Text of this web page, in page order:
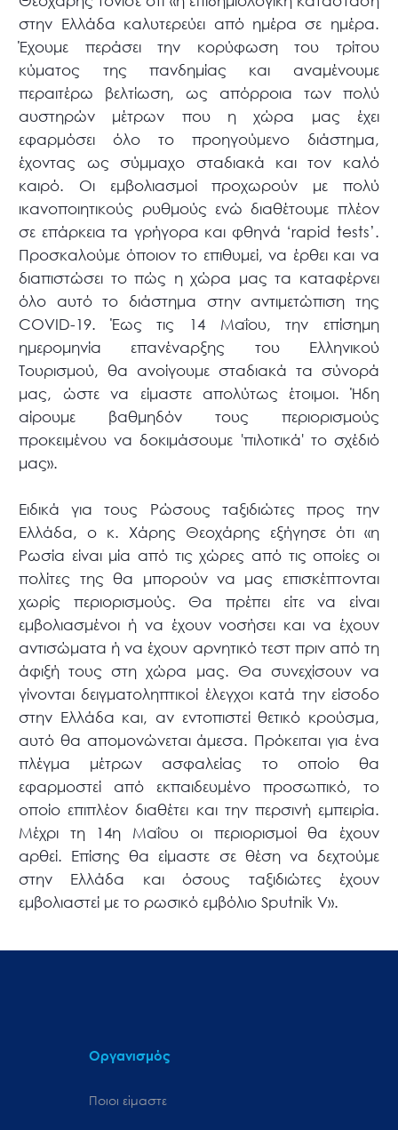
στην Ελλάδα καλυτερεύει από ημέρα σε ημέρα.
Έχουμε περάσει την κορύφωση του τρίτου
κύματος της πανδημίας και αναμένουμε
περαιτέρω βελτίωση, ως απόρροια των πολύ
αυστηρών μέτρων που η χώρα μας έχει
εφαρμόσει όλο το προηγούμενο διάστημα,
έχοντας ως σύμμαχο σταδιακά και τον καλό
καιρό. Οι εμβολιασμοί προχωρούν με πολύ
ικανοποιητικούς ρυθμούς ενώ διαθέτουμε πλέον
σε επάρκεια τα γρήγορα και φθηνά ‘rapid tests’.
Προσκαλούμε όποιον το επιθυμεί, να έρθει και να
διαπιστώσει το πώς η χώρα μας τα καταφέρνει
όλο αυτό το διάστημα στην αντιμετώπιση της
COVID-19. Έως τις 14 Μαΐου, την επίσημη
ημερομηνία επανέναρξης του Ελληνικού
Τουρισμού, θα ανοίγουμε σταδιακά τα σύνορά
μας, ώστε να είμαστε απολύτως έτοιμοι. Ήδη
αίρουμε βαθμηδόν τους περιορισμούς
προκειμένου να δοκιμάσουμε 'πιλοτικά' το σχέδιό
μας».
Ειδικά για τους Ρώσους ταξιδιώτες προς την
Ελλάδα, ο κ. Χάρης Θεοχάρης εξήγησε ότι «η
Ρωσία είναι μία από τις χώρες από τις οποίες οι
πολίτες της θα μπορούν να μας επισκέπτονται
χωρίς περιορισμούς. Θα πρέπει είτε να είναι
εμβολιασμένοι ή να έχουν νοσήσει και να έχουν
αντισώματα ή να έχουν αρνητικό τεστ πριν από τη
άφιξή τους στη χώρα μας. Θα συνεχίσουν να
γίνονται δειγματοληπτικοί έλεγχοι κατά την είσοδο
στην Ελλάδα και, αν εντοπιστεί θετικό κρούσμα,
αυτό θα απομονώνεται άμεσα. Πρόκειται για ένα
πλέγμα μέτρων ασφαλείας το οποίο θα
εφαρμοστεί από εκπαιδευμένο προσωπικό, το
οποίο επιπλέον διαθέτει και την περσινή εμπειρία.
Μέχρι τη 14η Μαΐου οι περιορισμοί θα έχουν
αρθεί. Επίσης θα είμαστε σε θέση να δεχτούμε
στην Ελλάδα και όσους ταξιδιώτες έχουν
εμβολιαστεί με το ρωσικό εμβόλιο Sputnik V».
Οργανισμός
Ποιοι είμαστε